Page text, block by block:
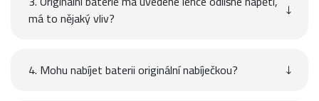
má to nějaký vliv?
4. Mohu nabíjet baterii originální nabíječkou?